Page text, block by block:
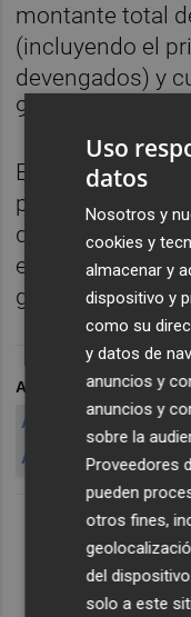
montante total
(incluyendo el
devengados) y
92,2% de la
En concreto, el
propuesto pasa
deuda por un
euros y
garantizado por
ARCHIVADO EN
AMPLIACIÓN DE
AMPER AMPLÍA
Uso
datos
Nosotros y
cookies y
almacenar y
dispositivo y
como su
y datos de
anuncios y
anuncios y
sobre la
Proveedores
pueden
otros fines,
del
solo a este